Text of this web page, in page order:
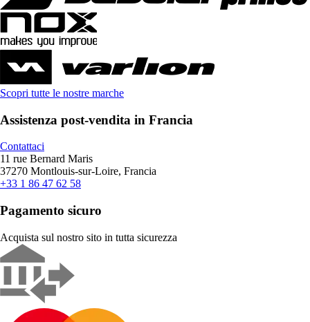
Scopri tutte le nostre marche
Assistenza post-vendita in Francia
Contattaci
11 rue Bernard Maris
37270 Montlouis-sur-Loire, Francia
+33 1 86 47 62 58
Pagamento sicuro
Acquista sul nostro sito in tutta sicurezza